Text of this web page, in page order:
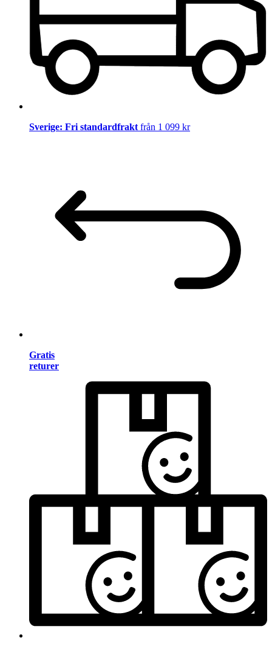
Sverige: Fri standardfrakt från 1 099 kr
Gratis
returer